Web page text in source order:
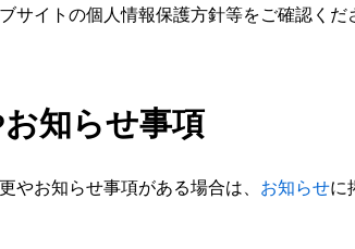
サイトの個人情報保護方針等をご確認くだ
知らせ事項
やお知らせ事項がある場合は、 お知らせに